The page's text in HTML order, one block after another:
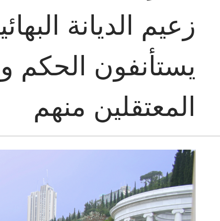
زعيم الديانة
يستأنفون الحكم
المعتقلين منهم